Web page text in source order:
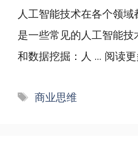
人工智能技术在各个领
是一些常见的人工智能
和数据挖掘：人 ... 阅读更
标
商业思维